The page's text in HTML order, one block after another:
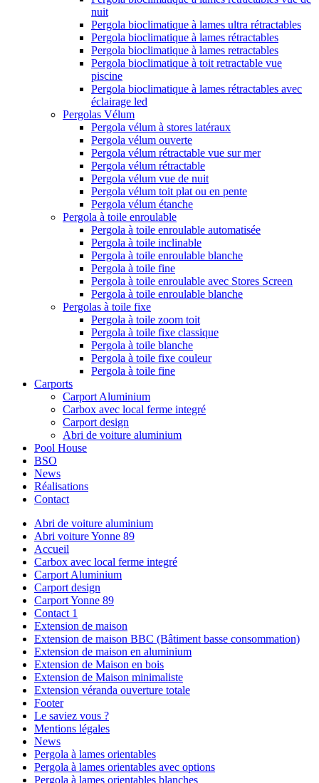
nuit
Pergola bioclimatique à lames ultra rétractables
Pergola bioclimatique à lames rétractables
Pergola bioclimatique à lames retractables
Pergola bioclimatique à toit retractable vue
piscine
Pergola bioclimatique à lames rétractables avec
éclairage led
Pergolas Vélum
Pergola vélum à stores latéraux
Pergola vélum ouverte
Pergola vélum rétractable vue sur mer
Pergola vélum rétractable
Pergola vélum vue de nuit
Pergola vélum toit plat ou en pente
Pergola vélum étanche
Pergola à toile enroulable
Pergola à toile enroulable automatisée
Pergola à toile inclinable
Pergola à toile enroulable blanche
Pergola à toile fine
Pergola à toile enroulable avec Stores Screen
Pergola à toile enroulable blanche
Pergolas à toile fixe
Pergola à toile zoom toit
Pergola à toile fixe classique
Pergola à toile blanche
Pergola à toile fixe couleur
Pergola à toile fine
Carports
Carport Aluminium
Carbox avec local ferme integré
Carport design
Abri de voiture aluminium
Pool House
BSO
News
Réalisations
Contact
Abri de voiture aluminium
Abri voiture Yonne 89
Accueil
Carbox avec local ferme integré
Carport Aluminium
Carport design
Carport Yonne 89
Contact 1
Extension de maison
Extension de maison BBC (Bâtiment basse consommation)
Extension de maison en aluminium
Extension de Maison en bois
Extension de Maison minimaliste
Extension véranda ouverture totale
Footer
Le saviez vous ?
Mentions légales
News
Pergola à lames orientables
Pergola à lames orientables avec options
Pergola à lames orientables blanches